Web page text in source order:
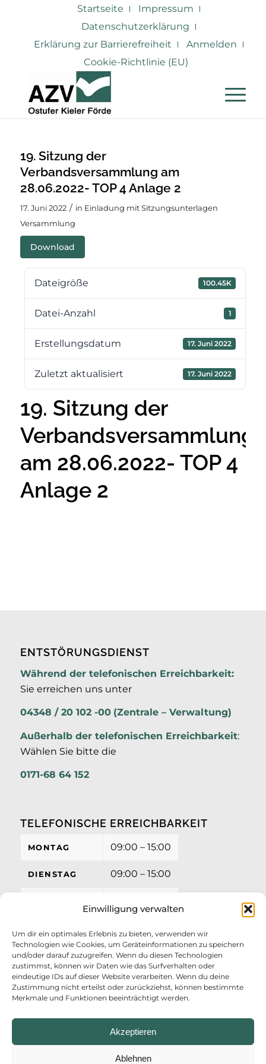
Einwilligung verwalten
Um dir ein optimales Erlebnis zu bieten, verwenden wir
Technologien wie Cookies, um Geräteinformationen zu speichern
und/oder darauf zuzugreifen. Wenn du diesen Technologien
zustimmst, können wir Daten wie das Surfverhalten oder
eindeutige IDs auf dieser Website verarbeiten. Wenn du deine
Zustimmung nicht erteilst oder zurückziehst, können bestimmte
Merkmale und Funktionen beeinträchtigt werden.
Akzeptieren
Ablehnen
Startseite
Impressum
Datenschutzerklärung
Erklärung zur Barrierefreiheit
Anmelden
Cookie-Richtlinie (EU)
19. Sitzung der
Verbandsversammlung am
28.06.2022- TOP 4 Anlage 2
17. Juni 2022 / in Einladung mit Sitzungsunterlagen
Versammlung
Download
Dateigröße 100.45K
Datei-Anzahl 1
Erstellungsdatum 17. Juni 2022
Zuletzt aktualisiert 17. Juni 2022
19. Sitzung der
Verbandsversammlung
am 28.06.2022- TOP 4
Anlage 2
ENTSTÖRUNGSDIENST
Während der telefonischen Erreichbarkeit:
Sie erreichen uns unter
04348 / 20 102 -00 (Zentrale – Verwaltung)
Außerhalb der telefonischen Erreichbarkeit:
Wählen Sie bitte die
0171-68 64 152
TELEFONISCHE ERREICHBARKEIT
MONTAG 09:00 – 15:00
DIENSTAG 09:00 – 15:00
FREITAG 09:00 – 12:00